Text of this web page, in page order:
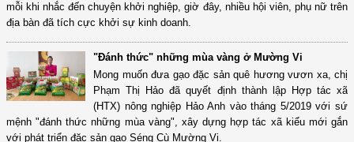
mỗi khi nhắc đến chuyện khởi nghiệp, giờ đây, nhiều hội viên, phụ nữ trên
địa bàn đã tích cực khởi sự kinh doanh.
"Đánh thức" những mùa vàng ở Mường Vi
Mong muốn đưa gạo đặc sản quê hương vươn xa, chị
Phạm Thị Hảo đã quyết định thành lập Hợp tác xã
(HTX) nông nghiệp Hảo Anh vào tháng 5/2019 với sứ
mệnh "đánh thức những mùa vàng", xây dựng hợp tác xã kiểu mới gắn
với phát triển đặc sản gạo Séng Cù Mường Vi.